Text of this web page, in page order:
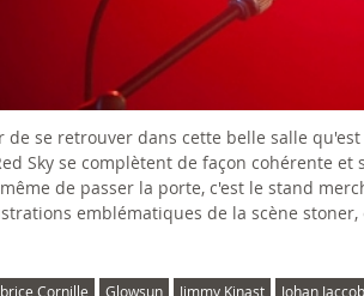
de se retrouver dans cette belle salle
Sky se complètent de façon cohérente
de passer la porte, c'est le stand
emblématiques de la scène
Cornille Glowsun Jimmy Kinast
Johan Jaccob